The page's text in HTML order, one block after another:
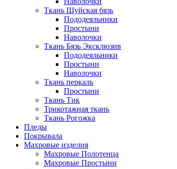
Ткань Шуйская бязь
Пододеяльники
Простыни
Наволочки
Ткань Бязь Эксклюзив
Пододеяльники
Простыни
Наволочки
Ткань перкаль
Простыни
Ткань Тик
Трикотажная ткань
Ткань Рогожка
Пледы
Покрывала
Махровые изделия
Махровые Полотенца
Махровые Простыни